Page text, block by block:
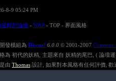
8-9 05:24 PM
時刻論壇 - WAP - TOP - 界面風格
發模組為 Discuz! 6.0.0 © 2001-2007 Comsenz
為 初代的妖精, 主題來自 妖精的尾巴, ( 論壇
由 Thomas 設計, 如果對本風格有任何評價,